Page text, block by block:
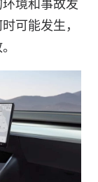
境和事故发
可能发生，